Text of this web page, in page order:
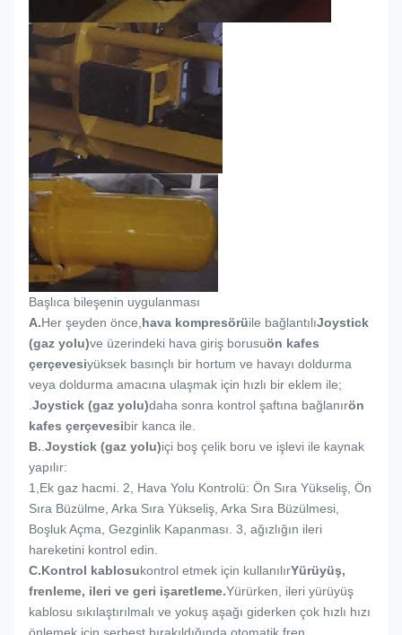
Başlıca bileşenin uygulanması
A.Her şeyden önce, hava kompresörüile bağlantılıJoystick
(gaz yolu)ve üzerindeki hava giriş borusuön kafes
çerçevesiyüksek basınçlı bir hortum ve havayı doldurma
veya doldurma amacına ulaşmak için hızlı bir eklem ile;
Joystick (gaz yolu)daha sonra kontrol şaftına bağlanırön
kafes çerçevesibir kanca ile.
B. Joystick (gaz yolu)içi boş çelik boru ve işlevi ile kaynak
yapılır:
1, Ek gaz hacmi. 2, Hava Yolu Kontrolü: Ön Sıra Yükseliş, Ön
Sıra Büzülme, Arka Sıra Yükseliş, Arka Sıra Büzülmesi,
Boşluk Açma, Gezginlik Kapanması. 3, ağızlığın ileri
hareketini kontrol edin.
C.Kontrol kablosukontrol etmek için kullanılırYürüyüş,
frenleme, ileri ve geri işaretleme.Yürürken, ileri yürüyüş
kablosu sıkılaştırılmalı ve yokuş aşağı giderken çok hızlı hızı
önlemek için serbest bırakıldığında otomatik fren